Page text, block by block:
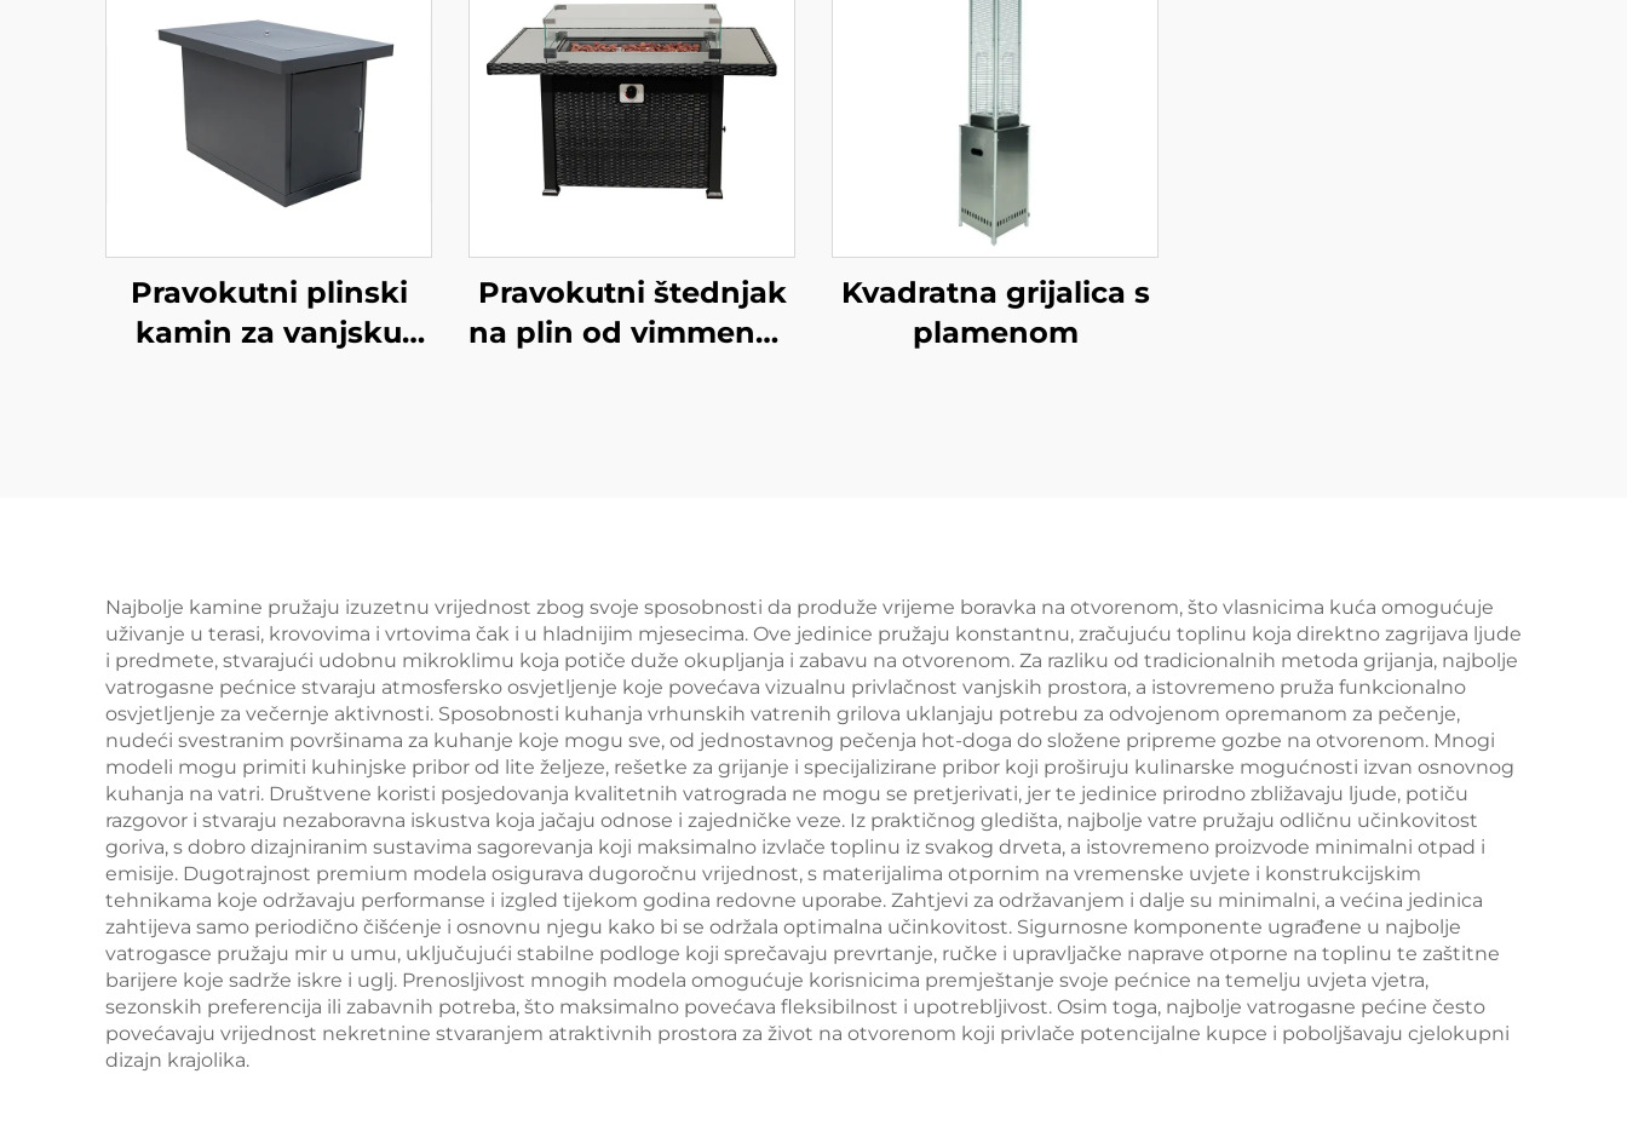
Pravokutni plinski
kamin za vanjsku
Pravokutni štednjak
na plin od vimmenog
Kvadratna grijalica s
plamenom
Najbolje kamine pružaju izuzetnu vrijednost zbog svoje sposobnosti da produže vrijeme boravka na otvorenom, što vlasnicima kuća omogućuje
uživanje u terasi, krovovima i vrtovima čak i u hladnijim mjesecima. Ove jedinice pružaju konstantnu, zračujuću toplinu koja direktno zagrijava ljude
i predmete, stvarajući udobnu mikroklimu koja potiče duže okupljanja i zabavu na otvorenom. Za razliku od tradicionalnih metoda grijanja, najbolje
vatrogasne pećnice stvaraju atmosfersko osvjetljenje koje povećava vizualnu privlačnost vanjskih prostora, a istovremeno pruža funkcionalno
osvjetljenje za večernje aktivnosti. Sposobnosti kuhanja vrhunskih vatrenih grilova uklanjaju potrebu za odvojenom opremanom za pečenje,
nudeći svestranim površinama za kuhanje koje mogu sve, od jednostavnog pečenja hot-doga do složene pripreme gozbe na otvorenom. Mnogi
modeli mogu primiti kuhinjske pribor od lite željeze, rešetke za grijanje i specijalizirane pribor koji proširuju kulinarske mogućnosti izvan osnovnog
kuhanja na vatri. Društvene koristi posjedovanja kvalitetnih vatrograda ne mogu se pretjerivati, jer te jedinice prirodno zbližavaju ljude, potiču
razgovor i stvaraju nezaboravna iskustva koja jačaju odnose i zajedničke veze. Iz praktičnog gledišta, najbolje vatre pružaju odličnu učinkovitost
goriva, s dobro dizajniranim sustavima sagorevanja koji maksimalno izvlače toplinu iz svakog drveta, a istovremeno proizvode minimalni otpad i
emisije. Dugotrajnost premium modela osigurava dugoročnu vrijednost, s materijalima otpornim na vremenske uvjete i konstrukcijskim
tehnikama koje održavaju performanse i izgled tijekom godina redovne uporabe. Zahtjevi za održavanjem i dalje su minimalni, a većina jedinica
zahtijeva samo periodično čišćenje i osnovnu njegu kako bi se održala optimalna učinkovitost. Sigurnosne komponente ugrađene u najbolje
vatrogasce pružaju mir u umu, uključujući stabilne podloge koji sprečavaju prevrtanje, ručke i upravljačke naprave otporne na toplinu te zaštitne
barijere koje sadrže iskre i uglj. Prenosljivost mnogih modela omogućuje korisnicima premještanje svoje pećnice na temelju uvjeta vjetra,
sezonskih preferencija ili zabavnih potreba, što maksimalno povećava fleksibilnost i upotrebljivost. Osim toga, najbolje vatrogasne pećine često
povećavaju vrijednost nekretnine stvaranjem atraktivnih prostora za život na otvorenom koji privlače potencijalne kupce i poboljšavaju cjelokupni
dizajn krajolika.